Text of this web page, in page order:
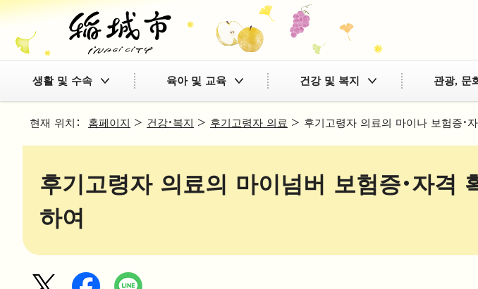
생활 및 수속 육아 및 교육 건강 및 복지 관광, 문
현재 위치： 홈페이지 > 건강·복지 > 후기고령자 의료 > 후기고령자 의료의 마이나 보험증·
후기고령자 의료의 마이넘버 보험증·자격
하여